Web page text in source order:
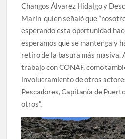
Changos Álvarez Hidalgo y
Marín, quien señaló que
esperando esta oportunidad
esperamos que se mantenga y
retiro de la basura más masiva.
trabajo con CONAF, como
involucramiento deotros
Pescadores, Capitanía de
otros”.